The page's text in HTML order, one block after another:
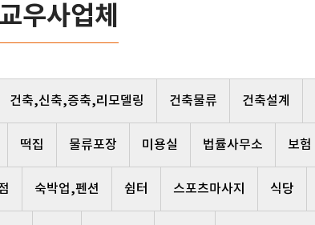
교우사업체
건축,신축,증축,리모델링 건축물류 건축설계
떡집 물류포장 미용실 법률사무소 보험
숙박업,펜션 쉼터 스포츠마사지 식당